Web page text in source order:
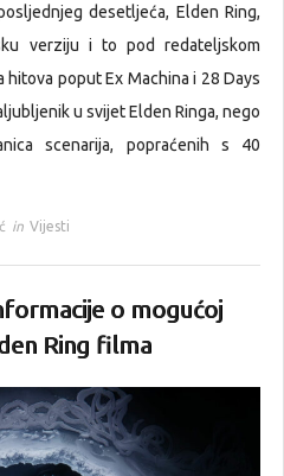
desetljeća, Elden Ring,
verziju i to pod redateljskom
hitova poput Ex Machina i 28 Days
u svijet Elden Ringa, nego
scenarija, popraćenih s 40
in Vijesti
o mogućoj
Ring filma